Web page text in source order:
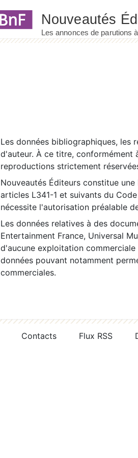
Les données bibliographiques, les
d'auteur. À ce titre, conformément
reproductions strictement
Nouveautés Éditeurs constitue
articles L341-1 et suivants du
nécessite l'autorisation préalable
Les données relatives à des
Entertainment France, Universal
d'aucune exploitation
données pouvant notamment
commerciales.
Contacts Flux RSS